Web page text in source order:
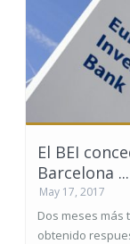
El BEI
Barcelona ...
May 17, 2017
Dos meses más
obtenido